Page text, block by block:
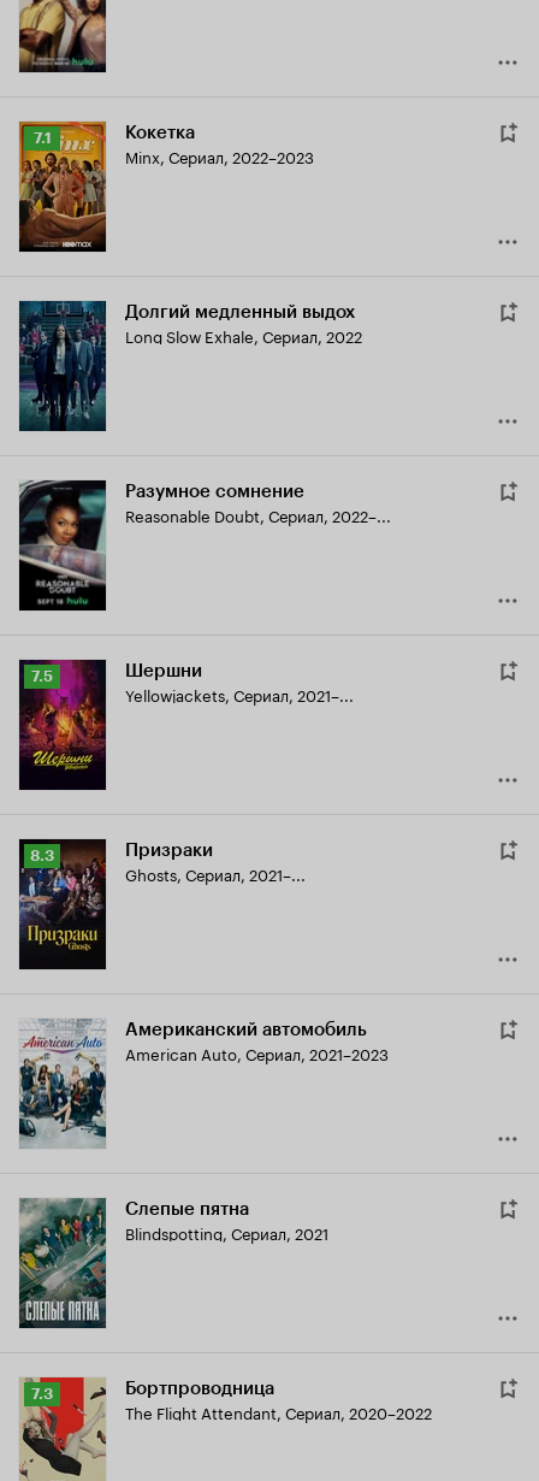
Рейтинг
Кинопоиска
7.1
7.1 Кокетка
Minx, Сериал, 2022–2023
Долгий медленный выдох
Long Slow Exhale, Сериал, 2022
Разумное сомнение
Reasonable Doubt, Сериал, 2022–...
Рейтинг
Кинопоиска
7.5
7.5 Шершни
Yellowjackets, Сериал, 2021–...
Рейтинг
Кинопоиска
8.3
8.3 Призраки
Ghosts, Сериал, 2021–...
Американский автомобиль
American Auto, Сериал, 2021–2023
Слепые пятна
Blindspotting, Сериал, 2021
Рейтинг
Кинопоиска
7.3
7.3 Бортпроводница
The Flight Attendant, Сериал, 2020–2022